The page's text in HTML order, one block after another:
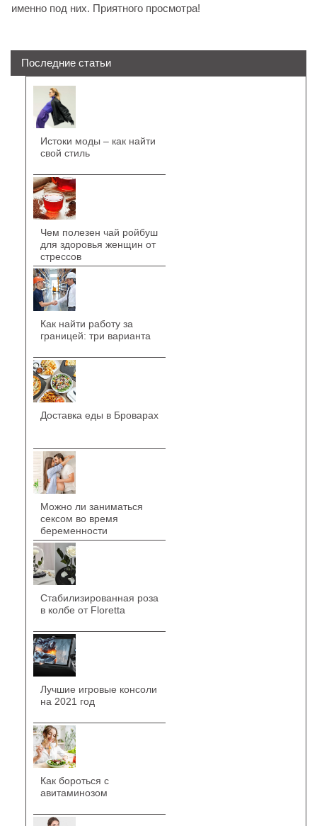
именно под них. Приятного просмотра!
Последние статьи
Истоки моды – как найти
свой стиль
Чем полезен чай ройбуш
для здоровья женщин от
стрессов
Как найти работу за
границей: три варианта
Доставка еды в Броварах
Можно ли заниматься
сексом во время
беременности
Стабилизированная роза
в колбе от Floretta
Лучшие игровые консоли
на 2021 год
Как бороться с
авитаминозом